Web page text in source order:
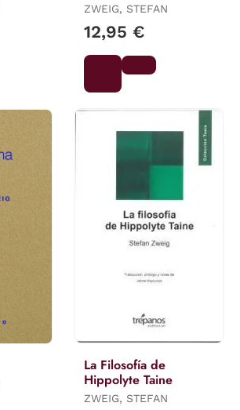
ZWEIG, STEFAN
12,95 €
La Filosofía de
Hippolyte Taine
ZWEIG, STEFAN